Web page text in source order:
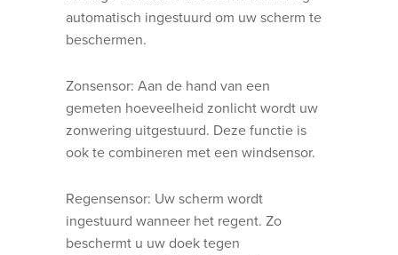
automatisch ingestuurd om uw scherm te
beschermen.
Zonsensor: Aan de hand van een
gemeten hoeveelheid zonlicht wordt uw
zonwering uitgestuurd. Deze functie is
ook te combineren met een windsensor.
Regensensor: Uw scherm wordt
ingestuurd wanneer het regent. Zo
beschermt u uw doek tegen